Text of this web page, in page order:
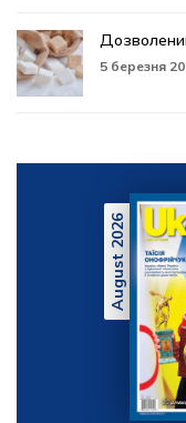
5 березня
August 2026